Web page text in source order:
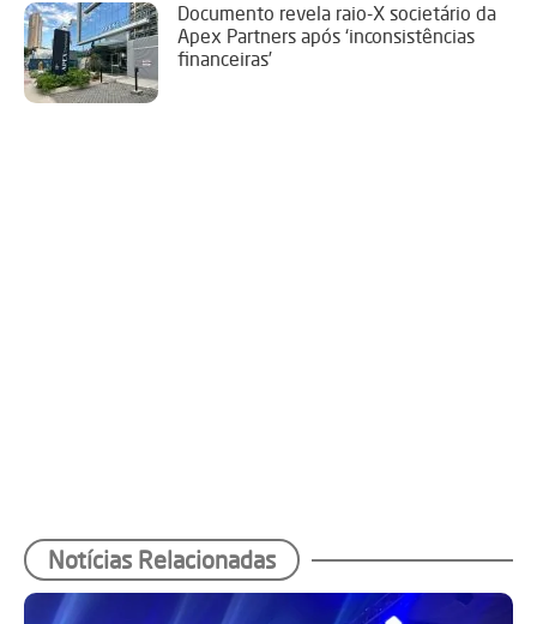
Documento revela raio-X societário da
Apex Partners após ‘inconsistências
financeiras’
Notícias Relacionadas